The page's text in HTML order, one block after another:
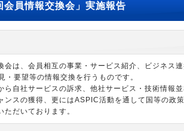
会員情報交換会」実施報告
会は、会員相互の事業・サービス紹介、ビジネス
・要望等の情報交換を行うものです。
ら自社サービスの訴求、他社サービス・技術情報
ンスの獲得、更にはASPIC活動を通して国等の政
ただいております。